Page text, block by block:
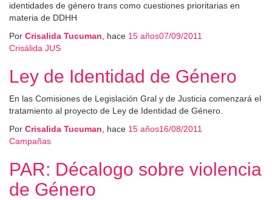
identidades de género trans como cuestiones prioritarias en
materia de DDHH
Por Crisalida Tucuman , hace 15 años07/09/2011
Crisálida JUS
Ley de Identidad de Género
En las Comisiones de Legislación Gral y de Justicia comenzará el
tratamiento al proyecto de Ley de Identidad de Género.
Por Crisalida Tucuman , hace 15 años16/08/2011
Campañas
PAR: Décalogo sobre violencia
de Género